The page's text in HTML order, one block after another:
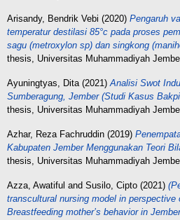
Arisandy, Bendrik Vebi (2020) Pengaruh
temperatur destilasi 85°c pada proses
sagu (metroxylon sp) dan singkong
thesis, Universitas Muhammadiyah
Ayuningtyas, Dita(2021)Analisi Swot
Sumberagung, Jember (Studi Kasus
thesis, Universitas Muhammadiyah
Azhar, Reza Fachruddin (2019)
Kabupaten Jember Menggunakan Teori
thesis, Universitas Muhammadiyah
Azza, Awatiful and Susilo, Cipto (2021)
transcultural nursing model in perspective
Breastfeeding mother’s behavior in